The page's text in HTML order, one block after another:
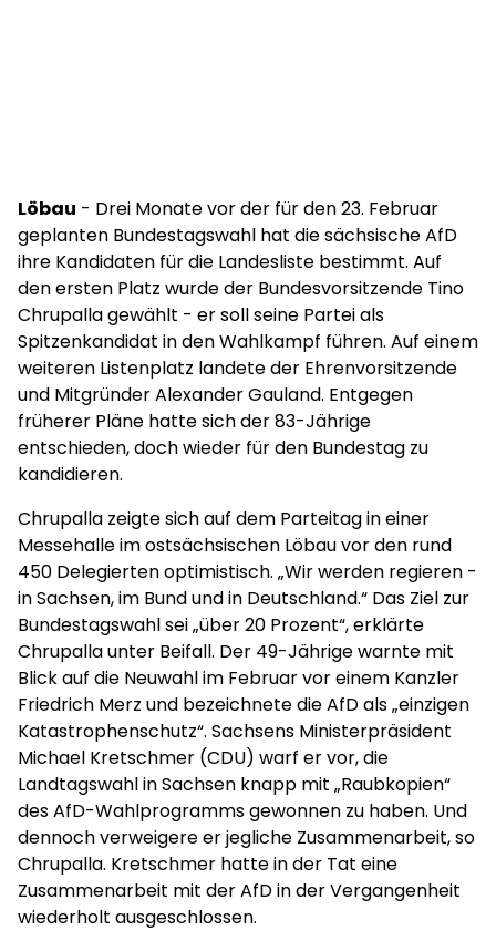
Löbau - Drei Monate vor der für den 23. Februar
geplanten Bundestagswahl hat die sächsische AfD
ihre Kandidaten für die Landesliste bestimmt. Auf
den ersten Platz wurde der Bundesvorsitzende Tino
Chrupalla gewählt - er soll seine Partei als
Spitzenkandidat in den Wahlkampf führen. Auf einem
weiteren Listenplatz landete der Ehrenvorsitzende
und Mitgründer Alexander Gauland. Entgegen
früherer Pläne hatte sich der 83-Jährige
entschieden, doch wieder für den Bundestag zu
kandidieren.
Chrupalla zeigte sich auf dem Parteitag in einer
Messehalle im ostsächsischen Löbau vor den rund
450 Delegierten optimistisch. „Wir werden regieren -
in Sachsen, im Bund und in Deutschland.“ Das Ziel zur
Bundestagswahl sei „über 20 Prozent“, erklärte
Chrupalla unter Beifall. Der 49-Jährige warnte mit
Blick auf die Neuwahl im Februar vor einem Kanzler
Friedrich Merz und bezeichnete die AfD als „einzigen
Katastrophenschutz“. Sachsens Ministerpräsident
Michael Kretschmer (CDU) warf er vor, die
Landtagswahl in Sachsen knapp mit „Raubkopien“
des AfD-Wahlprogramms gewonnen zu haben. Und
dennoch verweigere er jegliche Zusammenarbeit, so
Chrupalla. Kretschmer hatte in der Tat eine
Zusammenarbeit mit der AfD in der Vergangenheit
wiederholt ausgeschlossen.